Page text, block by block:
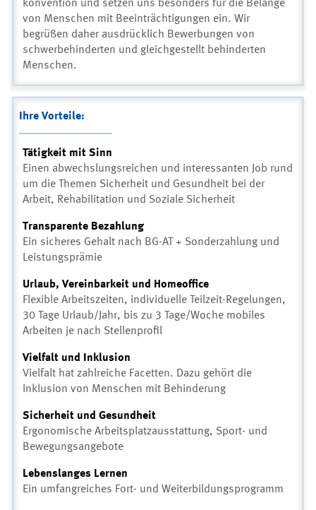
konvention und setzen uns besonders für die Belange
von Menschen mit Beeinträchtigungen ein. Wir
begrüßen daher ausdrücklich Bewerbungen von
schwerbehinderten und gleichgestellt behinderten
Menschen.
Ihre Vorteile:
Tätigkeit mit Sinn
Einen abwechslungsreichen und interessanten Job rund
um die Themen Sicherheit und Gesundheit bei der
Arbeit, Rehabilitation und Soziale Sicherheit
Transparente Bezahlung
Ein sicheres Gehalt nach BG-AT + Sonderzahlung und
Leistungsprämie
Urlaub, Vereinbarkeit und Homeoffice
Flexible Arbeitszeiten, individuelle Teilzeit-Regelungen,
30 Tage Urlaub/Jahr, bis zu 3 Tage/Woche mobiles
Arbeiten je nach Stellenprofil
Vielfalt und Inklusion
Vielfalt hat zahlreiche Facetten. Dazu gehört die
Inklusion von Menschen mit Behinderung
Sicherheit und Gesundheit
Ergonomische Arbeitsplatzausstattung, Sport- und
Bewegungsangebote
Lebenslanges Lernen
Ein umfangreiches Fort- und Weiterbildungsprogramm